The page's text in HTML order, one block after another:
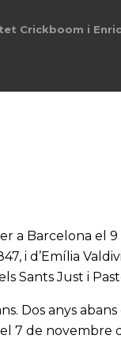
amb
a Barcelona el
i d’Emília
Sants Just i
Dos anys
7 de novembre